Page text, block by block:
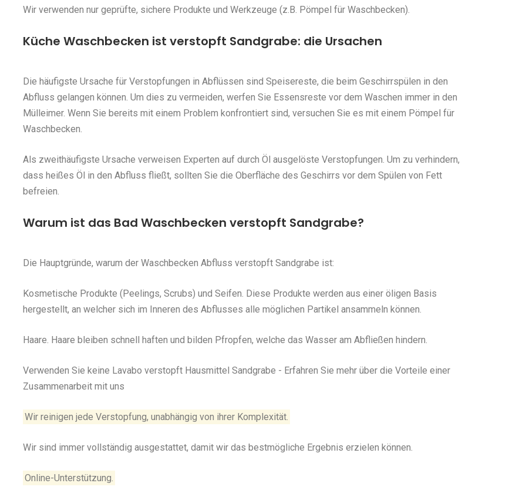
Wir verwenden nur geprüfte, sichere Produkte und Werkzeuge (z.B. Pömpel für Waschbecken).
Küche Waschbecken ist verstopft Sandgrabe: die Ursachen
Die häufigste Ursache für Verstopfungen in Abflüssen sind Speisereste, die beim Geschirrspülen in den
Abfluss gelangen können. Um dies zu vermeiden, werfen Sie Essensreste vor dem Waschen immer in den
Mülleimer. Wenn Sie bereits mit einem Problem konfrontiert sind, versuchen Sie es mit einem Pömpel für
Waschbecken.
Als zweithäufigste Ursache verweisen Experten auf durch Öl ausgelöste Verstopfungen. Um zu verhindern,
dass heißes Öl in den Abfluss fließt, sollten Sie die Oberfläche des Geschirrs vor dem Spülen von Fett
befreien.
Warum ist das Bad Waschbecken verstopft Sandgrabe?
Die Hauptgründe, warum der Waschbecken Abfluss verstopft Sandgrabe ist:
Kosmetische Produkte (Peelings, Scrubs) und Seifen. Diese Produkte werden aus einer öligen Basis
hergestellt, an welcher sich im Inneren des Abflusses alle möglichen Partikel ansammeln können.
Haare. Haare bleiben schnell haften und bilden Pfropfen, welche das Wasser am Abfließen hindern.
Verwenden Sie keine Lavabo verstopft Hausmittel Sandgrabe - Erfahren Sie mehr über die Vorteile einer
Zusammenarbeit mit uns
Wir reinigen jede Verstopfung, unabhängig von ihrer Komplexität.
Wir sind immer vollständig ausgestattet, damit wir das bestmögliche Ergebnis erzielen können.
Online-Unterstützung.